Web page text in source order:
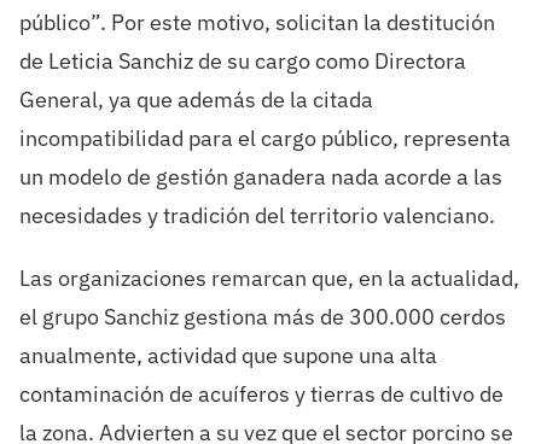
público”. Por este motivo, solicitan la destitución
de Leticia Sanchiz de su cargo como Directora
General, ya que además de la citada
incompatibilidad para el cargo público, representa
un modelo de gestión ganadera nada acorde a las
necesidades y tradición del territorio valenciano.
Las organizaciones remarcan que, en la actualidad,
el grupo Sanchiz gestiona más de 300.000 cerdos
anualmente, actividad que supone una alta
contaminación de acuíferos y tierras de cultivo de
la zona. Advierten a su vez que el sector porcino se